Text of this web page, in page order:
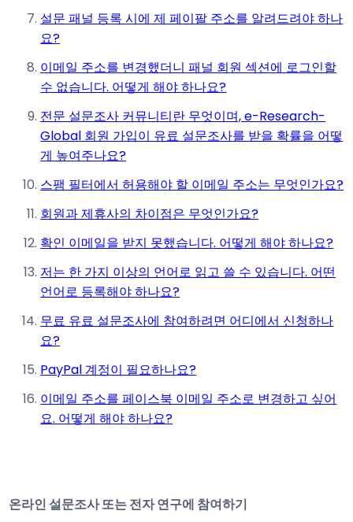
설문 패널 등록 시에 제 페이팔 주소를 알려드려야 하나
요?
이메일 주소를 변경했더니 패널 회원 섹션에 로그인할
수 없습니다. 어떻게 해야 하나요?
전문 설문조사 커뮤니티란 무엇이며, e-Research-
Global 회원 가입이 유료 설문조사를 받을 확률을 어떻
게 높여주나요?
스팸 필터에서 허용해야 할 이메일 주소는 무엇인가요?
회원과 제휴사의 차이점은 무엇인가요?
확인 이메일을 받지 못했습니다. 어떻게 해야 하나요?
저는 한 가지 이상의 언어로 읽고 쓸 수 있습니다. 어떤
언어로 등록해야 하나요?
무료 유료 설문조사에 참여하려면 어디에서 신청하나
요?
PayPal 계정이 필요하나요?
이메일 주소를 페이스북 이메일 주소로 변경하고 싶어
요. 어떻게 해야 하나요?
온라인 설문조사 또는 전자 연구에 참여하기